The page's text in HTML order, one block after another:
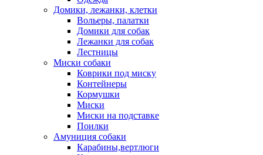
Домики, лежанки, клетки
Вольеры, палатки
Домики для собак
Лежанки для собак
Лестницы
Миски собаки
Коврики под миску
Контейнеры
Кормушки
Миски
Миски на подставке
Поилки
Амуниция собаки
Карабины,вертлюги